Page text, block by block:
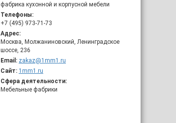
фабрика кухонной и корпусной мебели
Телефоны:
+7 (495) 973-71-73
Адрес:
Москва, Молжаниновский, Ленинградское
шоссе, 236
Email: zakaz@1mm1.ru
Сайт: 1mm1.ru
Сфера деятельности:
Мебельные фабрики